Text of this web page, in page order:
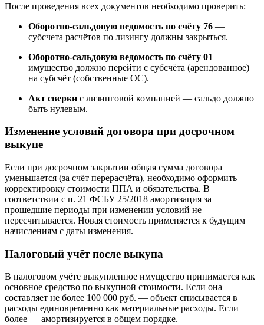
После проведения всех документов необходимо проверить:
Оборотно-сальдовую ведомость по счёту 76 —
субсчета расчётов по лизингу должны закрыться.
Оборотно-сальдовую ведомость по счёту 01 —
имущество должно перейти с субсчёта (арендованное)
на субсчёт (собственные ОС).
Акт сверки с лизинговой компанией — сальдо должно
быть нулевым.
Изменение условий договора при досрочном
выкупе
Если при досрочном закрытии общая сумма договора
уменьшается (за счёт перерасчёта), необходимо оформить
корректировку стоимости ППА и обязательства. В
соответствии с п. 21 ФСБУ 25/2018 амортизация за
прошедшие периоды при изменении условий не
пересчитывается. Новая стоимость применяется к будущим
начислениям с даты изменения.
Налоговый учёт после выкупа
В налоговом учёте выкупленное имущество принимается как
основное средство по выкупной стоимости. Если она
составляет не более 100 000 руб. — объект списывается в
расходы единовременно как материальные расходы. Если
более — амортизируется в общем порядке.